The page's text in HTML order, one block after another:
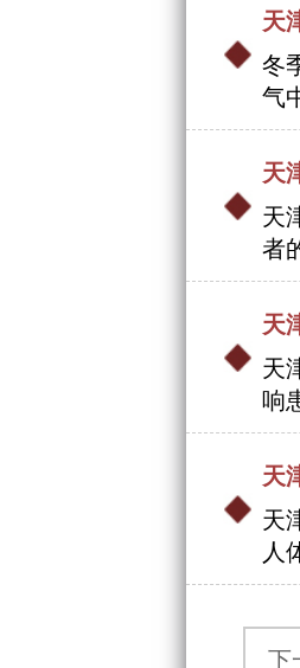
天
冬
气
天
天
者
天
天
响
天
天
人
下